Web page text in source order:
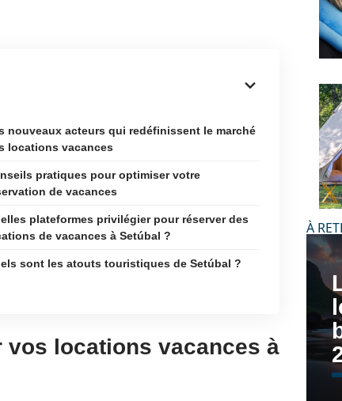
nouveaux acteurs qui redéfinissent le marché
locations vacances
pratiques pour optimiser votre
de vacances
plateformes privilégier pour réserver des
de vacances à Setúbal ?
sont les atouts touristiques de Setúbal ?
locations vacances à
À